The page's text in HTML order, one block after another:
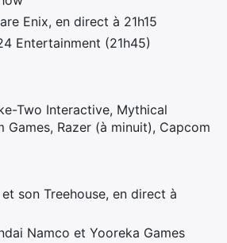
Enix, en direct à 21h15
Entertainment (21h45)
Two Interactive, Mythical
Games, Razer (à minuit), Capcom
son Treehouse, en direct à
Namco et Yooreka Games